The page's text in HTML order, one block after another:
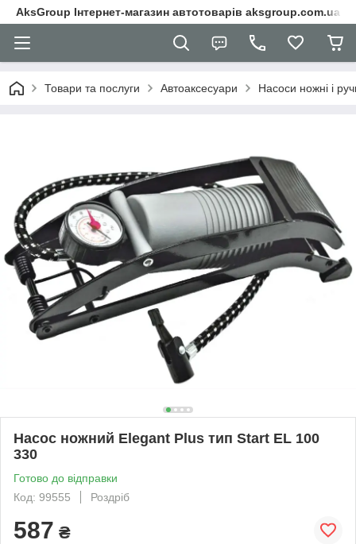
AksGroup Інтернет-магазин автотоварів aksgroup.com.ua
Товари та послуги Автоаксесуари Насоси ножні і
Насос ножний Elegant Plus тип Start EL 100
330
Готово до відправки
Код: 99555
Роздріб
587 ₴